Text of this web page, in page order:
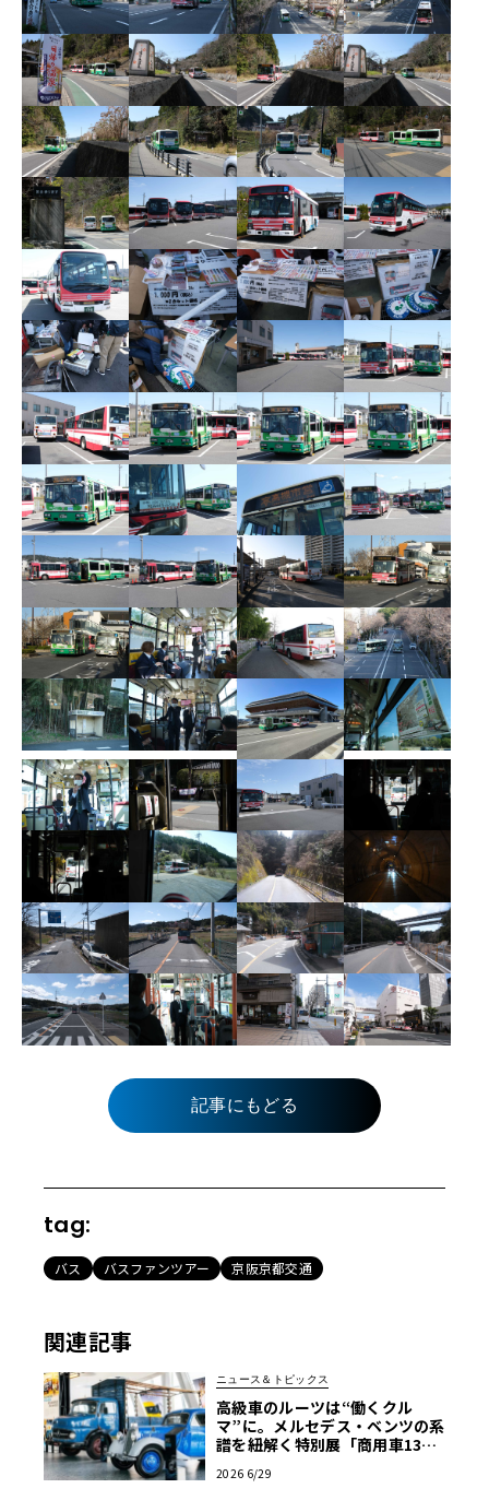
記事にもどる
tag:
バス バスファンツアー 京阪京都交通
関連記事
ニュース＆トピックス
高級車のルーツは“働くクル
マ”に。メルセデス・ベンツの系
譜を紐解く特別展「商用車130
2026 6/29